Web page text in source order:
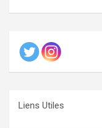
Liens Utiles